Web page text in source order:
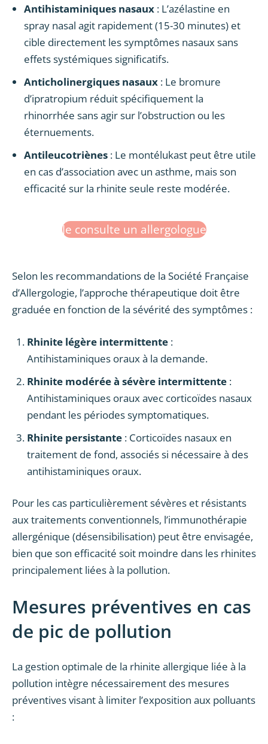
Antihistaminiques nasaux : L’azélastine en
spray nasal agit rapidement (15-30 minutes) et
cible directement les symptômes nasaux sans
effets systémiques significatifs.
Anticholinergiques nasaux : Le bromure
d’ipratropium réduit spécifiquement la
rhinorrhée sans agir sur l’obstruction ou les
éternuements.
Antileucotriènes : Le montélukast peut être utile
en cas d’association avec un asthme, mais son
efficacité sur la rhinite seule reste modérée.
Je consulte un allergologue
Selon les recommandations de la Société Française
d’Allergologie, l’approche thérapeutique doit être
graduée en fonction de la sévérité des symptômes :
Rhinite légère intermittente :
Antihistaminiques oraux à la demande.
Rhinite modérée à sévère intermittente :
Antihistaminiques oraux avec corticoïdes nasaux
pendant les périodes symptomatiques.
Rhinite persistante : Corticoïdes nasaux en
traitement de fond, associés si nécessaire à des
antihistaminiques oraux.
Pour les cas particulièrement sévères et résistants
aux traitements conventionnels, l’immunothérapie
allergénique (désensibilisation) peut être envisagée,
bien que son efficacité soit moindre dans les rhinites
principalement liées à la pollution.
Mesures préventives en cas
de pic de pollution
La gestion optimale de la rhinite allergique liée à la
pollution intègre nécessairement des mesures
préventives visant à limiter l’exposition aux polluants
: